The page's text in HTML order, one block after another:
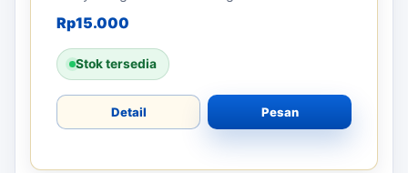
Rp15.000
Stok tersedia
Detail Pesan